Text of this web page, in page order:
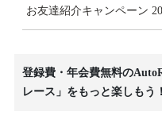
お友達紹介キャンペーン
登録費・年会費無料の
レース」をもっと楽しもう！